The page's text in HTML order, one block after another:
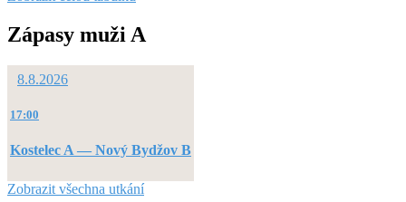
Zápasy muži A
8.8.2026
17:00
Kostelec A — Nový Bydžov B
Zobrazit všechna utkání